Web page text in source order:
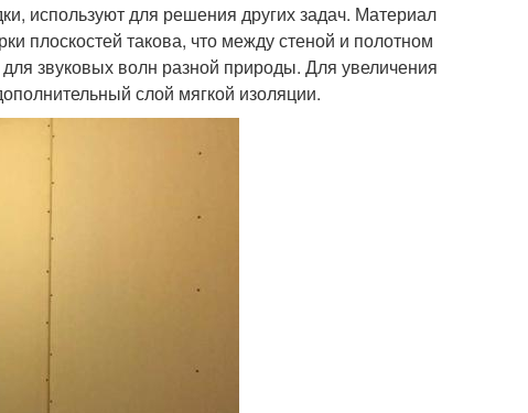
используют для решения других задач. Материал
плоскостей такова, что между стеной и полотном
звуковых волн разной природы. Для увеличения
слой мягкой изоляции.